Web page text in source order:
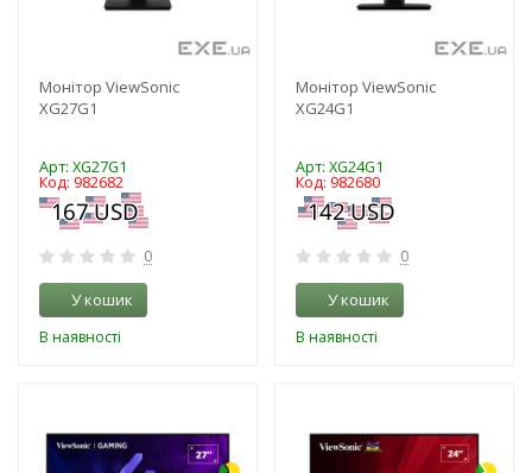
Монітор ViewSonic
XG27G1
Арт: XG27G1
Код: 982682
0
У кошик
В наявності
Монітор ViewSonic
XG24G1
Арт: XG24G1
Код: 982680
0
У кошик
В наявності